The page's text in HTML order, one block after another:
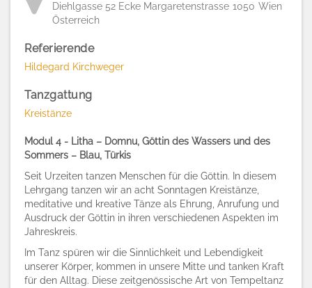
Diehlgasse 52 Ecke Margaretenstrasse 1050 Wien
Österreich
Referierende
Hildegard Kirchweger
Tanzgattung
Kreistänze
Modul 4 - Litha – Domnu, Göttin des Wassers und des
Sommers – Blau, Türkis
Seit Urzeiten tanzen Menschen für die Göttin. In diesem
Lehrgang tanzen wir an acht Sonntagen Kreistänze,
meditative und kreative Tänze als Ehrung, Anrufung und
Ausdruck der Göttin in ihren verschiedenen Aspekten im
Jahreskreis.
Im Tanz spüren wir die Sinnlichkeit und Lebendigkeit
unserer Körper, kommen in unsere Mitte und tanken Kraft
für den Alltag. Diese zeitgenössische Art von Tempeltanz